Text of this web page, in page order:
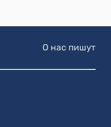
О нас пишут